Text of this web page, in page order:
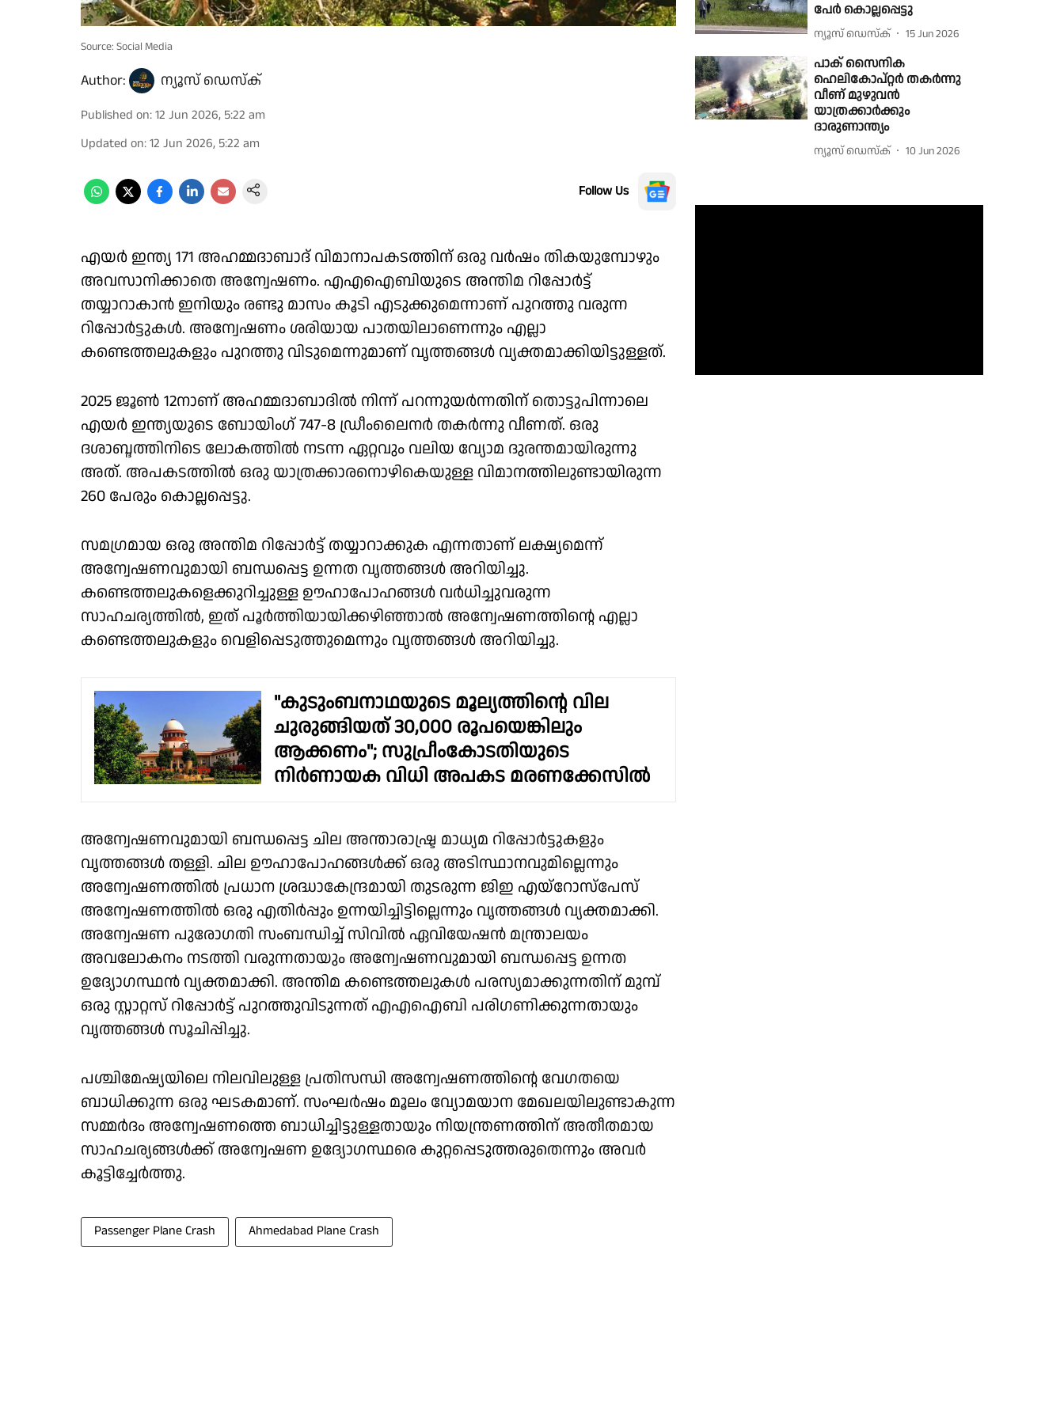
Source: Social Media
Author: ന്യൂസ് ഡെസ്ക്
Published on:12 Jun 2026, 5:22 am
Updated on:12 Jun 2026, 5:22 am
Follow Us
എയർ ഇന്ത്യ 171 അഹമ്മദാബാദ് വിമാനാപകടത്തിന് ഒരു വർഷം തികയുമ്പോഴും
അവസാനിക്കാതെ അന്വേഷണം. എഎഐബിയുടെ അന്തിമ റിപ്പോർട്ട്
തയ്യാറാകാൻ ഇനിയും രണ്ടു മാസം കൂടി എടുക്കുമെന്നാണ് പുറത്തു വരുന്ന
റിപ്പോർട്ടുകൾ. അന്വേഷണം ശരിയായ പാതയിലാണെന്നും എല്ലാ
കണ്ടെത്തലുകളും പുറത്തു വിടുമെന്നുമാണ് വൃത്തങ്ങൾ വ്യക്തമാക്കിയിട്ടുള്ളത്.
2025 ജൂൺ 12നാണ് അഹമ്മദാബാദിൽ നിന്ന് പറന്നുയർന്നതിന് തൊട്ടുപിന്നാലെ
എയർ ഇന്ത്യയുടെ ബോയിംഗ് 747-8 ഡ്രീംലൈനർ തകർന്നു വീണത്. ഒരു
ദശാബ്ദത്തിനിടെ ലോകത്തിൽ നടന്ന ഏറ്റവും വലിയ വ്യോമ ദുരന്തമായിരുന്നു
അത്. അപകടത്തിൽ ഒരു യാത്രക്കാരനൊഴികെയുള്ള വിമാനത്തിലുണ്ടായിരുന്ന
260 പേരും കൊല്ലപ്പെട്ടു.
സമഗ്രമായ ഒരു അന്തിമ റിപ്പോർട്ട് തയ്യാറാക്കുക എന്നതാണ് ലക്ഷ്യമെന്ന്
അന്വേഷണവുമായി ബന്ധപ്പെട്ട ഉന്നത വൃത്തങ്ങൾ അറിയിച്ചു.
കണ്ടെത്തലുകളെക്കുറിച്ചുള്ള ഊഹാപോഹങ്ങൾ വർധിച്ചുവരുന്ന
സാഹചര്യത്തിൽ, ഇത് പൂർത്തിയായിക്കഴിഞ്ഞാൽ അന്വേഷണത്തിൻ്റെ എല്ലാ
കണ്ടെത്തലുകളും വെളിപ്പെടുത്തുമെന്നും വൃത്തങ്ങൾ അറിയിച്ചു.
"കുടുംബനാഥയുടെ മൂല്യത്തിൻ്റെ വില
ചുരുങ്ങിയത് 30,000 രൂപയെങ്കിലും
ആക്കണം"; സുപ്രീംകോടതിയുടെ
നിർണായക വിധി അപകട മരണക്കേസിൽ
അന്വേഷണവുമായി ബന്ധപ്പെട്ട ചില അന്താരാഷ്ട്ര മാധ്യമ റിപ്പോർട്ടുകളും
വൃത്തങ്ങൾ തള്ളി. ചില ഊഹാപോഹങ്ങൾക്ക് ഒരു അടിസ്ഥാനവുമില്ലെന്നും
അന്വേഷണത്തിൽ പ്രധാന ശ്രദ്ധാകേന്ദ്രമായി തുടരുന്ന ജിഇ എയ്റോസ്പേസ്
അന്വേഷണത്തിൽ ഒരു എതിർപ്പും ഉന്നയിച്ചിട്ടില്ലെന്നും വൃത്തങ്ങൾ വ്യക്തമാക്കി.
അന്വേഷണ പുരോഗതി സംബന്ധിച്ച് സിവിൽ ഏവിയേഷൻ മന്ത്രാലയം
അവലോകനം നടത്തി വരുന്നതായും അന്വേഷണവുമായി ബന്ധപ്പെട്ട ഉന്നത
ഉദ്യോഗസ്ഥൻ വ്യക്തമാക്കി. അന്തിമ കണ്ടെത്തലുകൾ പരസ്യമാക്കുന്നതിന് മുമ്പ്
ഒരു സ്റ്റാറ്റസ് റിപ്പോർട്ട് പുറത്തുവിടുന്നത് എഎഐബി പരിഗണിക്കുന്നതായും
വൃത്തങ്ങൾ സൂചിപ്പിച്ചു.
പശ്ചിമേഷ്യയിലെ നിലവിലുള്ള പ്രതിസന്ധി അന്വേഷണത്തിൻ്റെ വേഗതയെ
ബാധിക്കുന്ന ഒരു ഘടകമാണ്. സംഘർഷം മൂലം വ്യോമയാന മേഖലയിലുണ്ടാകുന്ന
സമ്മർദം അന്വേഷണത്തെ ബാധിച്ചിട്ടുള്ളതായും നിയന്ത്രണത്തിന് അതീതമായ
സാഹചര്യങ്ങൾക്ക് അന്വേഷണ ഉദ്യോഗസ്ഥരെ കുറ്റപ്പെടുത്തരുതെന്നും അവർ
കൂട്ടിച്ചേർത്തു.
Passenger Plane Crash Ahmedabad Plane Crash
പേർ കൊല്ലപ്പെട്ടു
ന്യൂസ് ഡെസ്ക് 15 Jun 2026
പാക് സൈനിക
ഹെലികോപ്റ്റർ തകർന്നു
വീണ് മുഴുവൻ
യാത്രക്കാർക്കും
ദാരുണാന്ത്യം
ന്യൂസ് ഡെസ്ക് 10 Jun 2026